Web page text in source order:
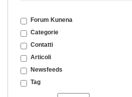
Forum Kunena
Categorie
Contatti
Articoli
Newsfeeds
Tag